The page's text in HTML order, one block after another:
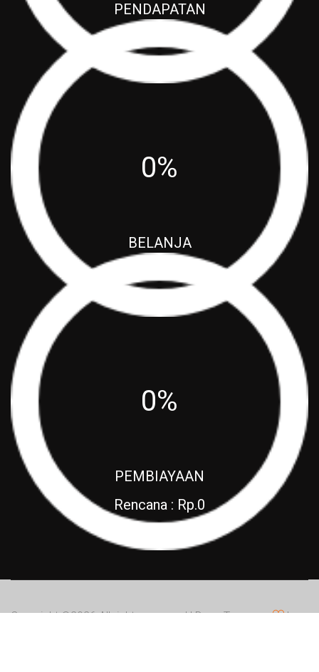
PENDAPATAN
0%
BELANJA
0%
PEMBIAYAAN
Rencana : Rp.0
Copyright ©2026 All rights reserved | Desa Tumpeng
by